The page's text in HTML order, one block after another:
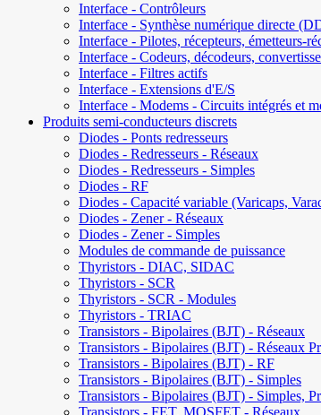
Interface - Contrôleurs
Interface - Synthèse numérique directe
Interface - Pilotes, récepteurs, émetteurs-
Interface - Codeurs, décodeurs,
Interface - Filtres actifs
Interface - Extensions d'E/S
Interface - Modems - Circuits intégrés et
Produits semi-conducteurs discrets
Diodes - Ponts redresseurs
Diodes - Redresseurs - Réseaux
Diodes - Redresseurs - Simples
Diodes - RF
Diodes - Capacité variable (Varicaps,
Diodes - Zener - Réseaux
Diodes - Zener - Simples
Modules de commande de puissance
Thyristors - DIAC, SIDAC
Thyristors - SCR
Thyristors - SCR - Modules
Thyristors - TRIAC
Transistors - Bipolaires (BJT) - Réseaux
Transistors - Bipolaires (BJT) - Réseaux
Transistors - Bipolaires (BJT) - RF
Transistors - Bipolaires (BJT) - Simples
Transistors - Bipolaires (BJT) - Simples,
Transistors - FET, MOSFET - Réseaux